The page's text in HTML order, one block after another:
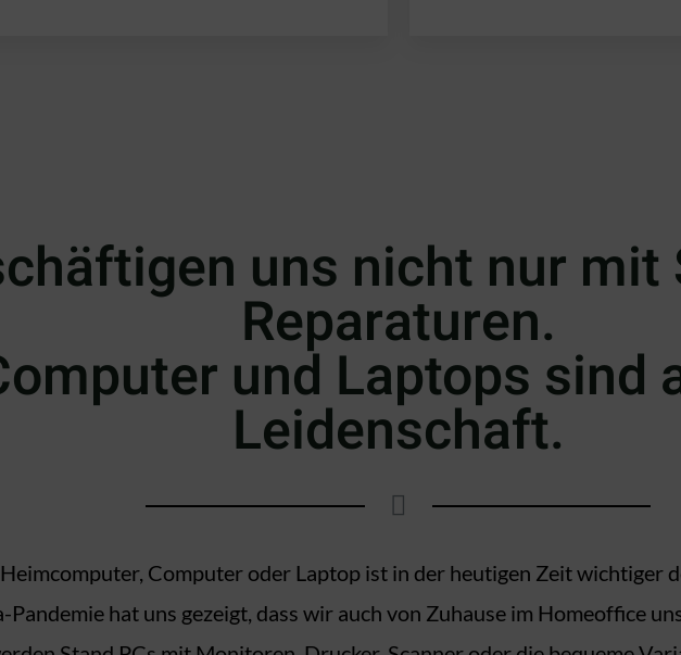
uns nicht nur mit
Reparaturen.
und Laptops sind
Leidenschaft.
Computer oder Laptop ist in der heutigen Zeit wichtiger
Pandemie hat uns gezeigt, dass wir auch von Zuhause im Homeoffice